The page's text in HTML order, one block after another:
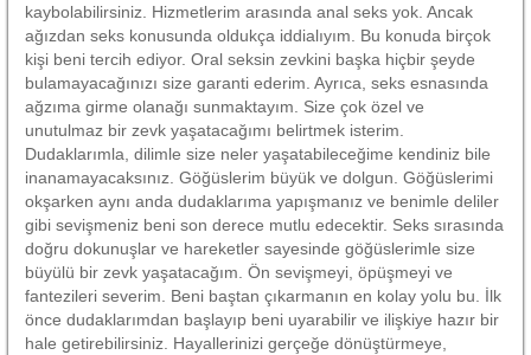
kaybolabilirsiniz. Hizmetlerim arasında anal seks yok. Ancak
ağızdan seks konusunda oldukça iddialıyım. Bu konuda birçok
kişi beni tercih ediyor. Oral seksin zevkini başka hiçbir şeyde
bulamayacağınızı size garanti ederim. Ayrıca, seks esnasında
ağzıma girme olanağı sunmaktayım. Size çok özel ve
unutulmaz bir zevk yaşatacağımı belirtmek isterim.
Dudaklarımla, dilimle size neler yaşatabileceğime kendiniz bile
inanamayacaksınız. Göğüslerim büyük ve dolgun. Göğüslerimi
okşarken aynı anda dudaklarıma yapışmanız ve benimle deliler
gibi sevişmeniz beni son derece mutlu edecektir. Seks sırasında
doğru dokunuşlar ve hareketler sayesinde göğüslerimle size
büyülü bir zevk yaşatacağım. Ön sevişmeyi, öpüşmeyi ve
fantezileri severim. Beni baştan çıkarmanın en kolay yolu bu. İlk
önce dudaklarımdan başlayıp beni uyarabilir ve ilişkiye hazır bir
hale getirebilirsiniz. Hayallerinizi gerçeğe dönüştürmeye,